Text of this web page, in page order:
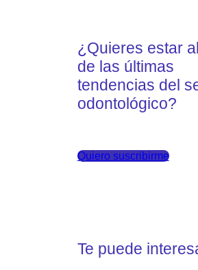
¿Quieres estar
de las últimas
tendencias del
odontológico?
Quiero suscribirme
Te puede